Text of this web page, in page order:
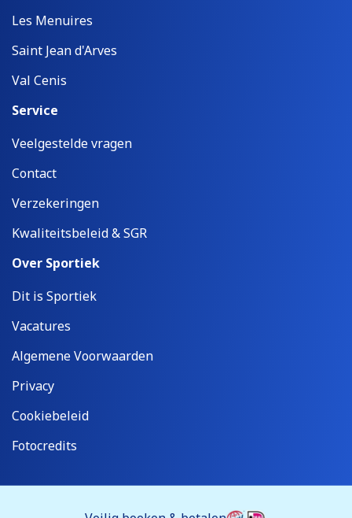
Les Menuires
Saint Jean d'Arves
Val Cenis
Service
Veelgestelde vragen
Contact
Verzekeringen
Kwaliteitsbeleid & SGR
Over Sportiek
Dit is Sportiek
Vacatures
Algemene Voorwaarden
Privacy
Cookiebeleid
Fotocredits